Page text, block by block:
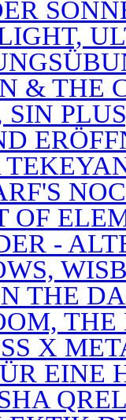
& THE
OF
-
THE
X
EINE